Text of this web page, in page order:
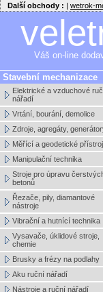
Další obchody : | wetrok-
Váš on-line
Stavební mechanizace
Elektrické a vzduchové
nářadí
Vrtání, bourání, demolice
Zdroje, agregáty,
Měřící a geodetické
Manipulační technika
Stroje pro úpravu
betonů
Řezače, pily, diamantové
nástroje
Vibrační a hutnící technika
Vysavače, úklidové stroje,
chemie
Brusky a frézy na podlahy
Aku ruční nářadí
Nástroje a ruční nářadí